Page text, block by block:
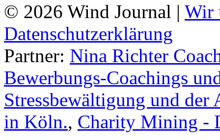
© 2026 Wind Journal | Wir
Datenschutzerklärung
Partner: Nina Richter
Bewerbungs-Coachings
Stressbewältigung und
in Köln., Charity Mining -